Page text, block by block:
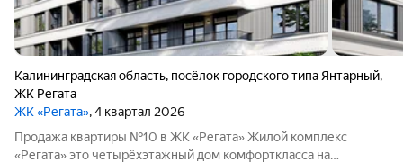
Калининградская область, посёлок городского типа Янтарный,
ЖК Регата
ЖК «Регата», 4 квартал 2026
Продажа квартиры №10 в ЖК «Регата» Жилой комплекс
«Регата» это четырёхэтажный дом комфорткласса на